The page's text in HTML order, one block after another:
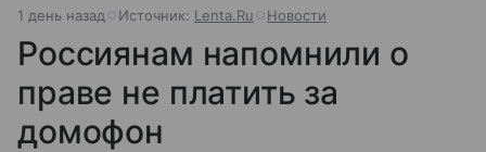
1 день назад Источник: Lenta.Ru Новости
Россиянам напомнили о
праве не платить за
домофон